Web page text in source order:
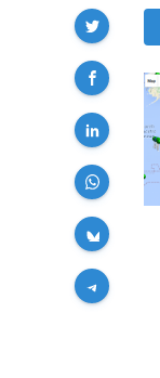
Compartir